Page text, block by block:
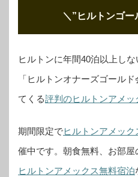
＼”ヒルトンゴー
ヒルトンに年間40泊以上し
「ヒルトンオナーズゴール
てくる評判のヒルトンアメッ
期間限定でヒルトンアメッ
催中です。 朝食無料、お部屋
ヒルトンアメックス無料宿泊